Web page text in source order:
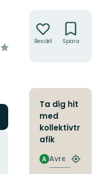
Besökt Spara
Ta dig hit
med
kollektivtr
afik
Avresa
A
Hitta